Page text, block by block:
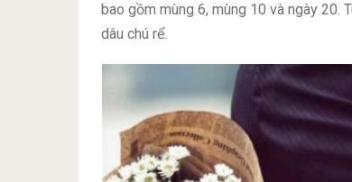
bao gồm mùng 6, mùng 10 và ngày 20.
dâu chú rể.